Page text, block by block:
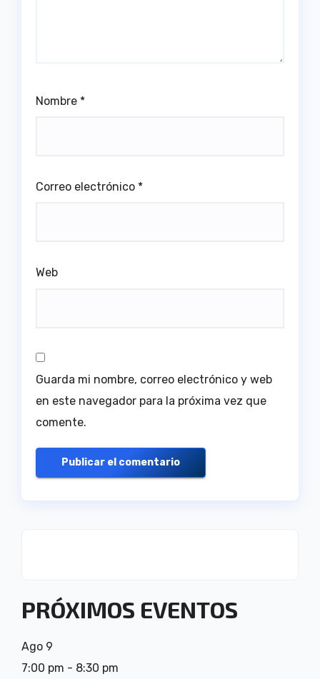
Nombre *
Correo electrónico *
Web
Guarda mi nombre, correo electrónico y web
en este navegador para la próxima vez que
comente.
PRÓXIMOS EVENTOS
Ago 9
7:00 pm - 8:30 pm